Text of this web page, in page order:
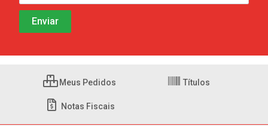
Meus Pedidos Títulos
Notas Fiscais